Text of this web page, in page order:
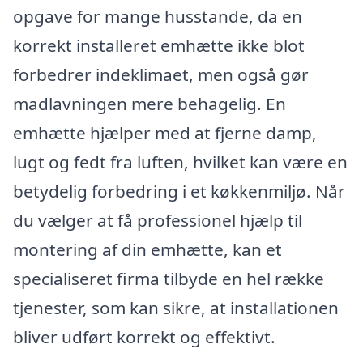
opgave for mange husstande, da en
korrekt installeret emhætte ikke blot
forbedrer indeklimaet, men også gør
madlavningen mere behagelig. En
emhætte hjælper med at fjerne damp,
lugt og fedt fra luften, hvilket kan være en
betydelig forbedring i et køkkenmiljø. Når
du vælger at få professionel hjælp til
montering af din emhætte, kan et
specialiseret firma tilbyde en hel række
tjenester, som kan sikre, at installationen
bliver udført korrekt og effektivt.